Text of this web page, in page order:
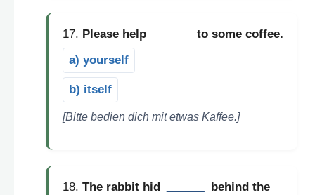
17. Please help
to some coffee.
a) yourself
b) itself
[Bitte bedien dich mit etwas Kaffee.]
18. The rabbit hid
behind the